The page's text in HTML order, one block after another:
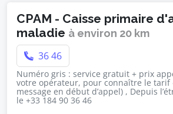
CPAM - Caisse primaire
maladie à environ 20 km
36 46
Numéro gris : service gratuit + prix
votre opérateur, pour connaître le tarif
message en début d’appel) , Depuis
le +33 184 90 36 46